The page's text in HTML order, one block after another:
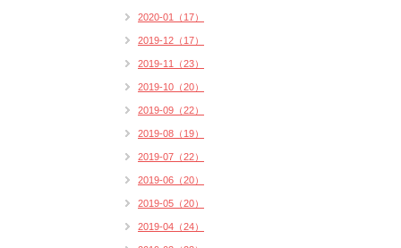
2020-01（17）
2019-12（17）
2019-11（23）
2019-10（20）
2019-09（22）
2019-08（19）
2019-07（22）
2019-06（20）
2019-05（20）
2019-04（24）